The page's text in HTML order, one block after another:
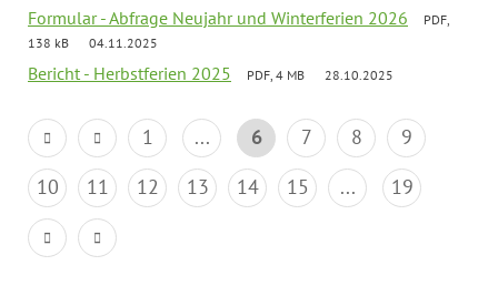
Formular - Abfrage Neujahr und Winterferien 2026
PDF,
138 kB
04.11.2025
Bericht - Herbstferien 2025 PDF, 4 MB 28.10.2025
1 ... 6 7 8
9
10
11 12 13 14 15 ... 19